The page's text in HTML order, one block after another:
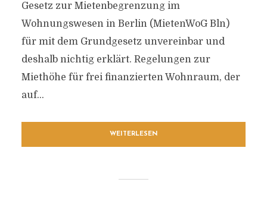
Gesetz zur Mietenbegrenzung im
Wohnungswesen in Berlin (MietenWoG Bln)
für mit dem Grundgesetz unvereinbar und
deshalb nichtig erklärt. Regelungen zur
Miethöhe für frei finanzierten Wohnraum, der
auf...
WEITERLESEN